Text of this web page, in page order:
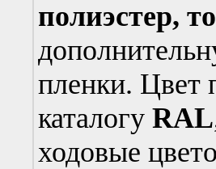
полиэстер,
пленки. Цвет
каталогу RAL
ходовые